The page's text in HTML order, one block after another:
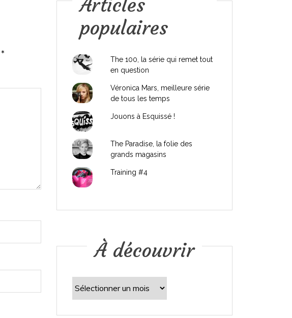
*
populaires
The 100, la série qui remet tout
en question
Véronica Mars, meilleure série
de tous les temps
Jouons à Esquissé !
The Paradise, la folie des
grands magasins
Training #4
À découvrir
découvrir